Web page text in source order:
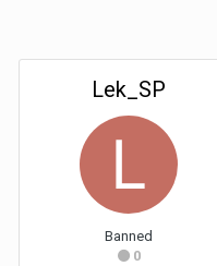
Lek_SP
Banned
0